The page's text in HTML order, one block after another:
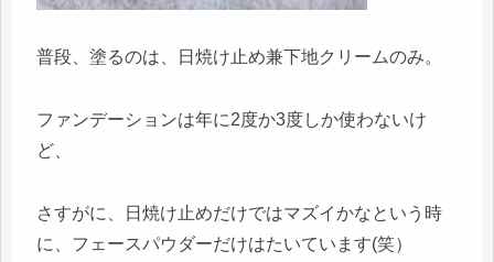
普段、塗るのは、日焼け止め兼下地クリームのみ。
ファンデーションは年に2度か3度しか使わないけ
ど、
さすがに、日焼け止めだけではマズイかなという時
に、フェースパウダーだけはたいています(笑）